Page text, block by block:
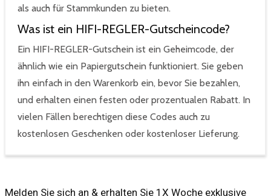
als auch für Stammkunden zu bieten.
Was ist ein HIFI-REGLER-Gutscheincode?
Ein HIFI-REGLER-Gutschein ist ein Geheimcode, der
ähnlich wie ein Papiergutschein funktioniert. Sie geben
ihn einfach in den Warenkorb ein, bevor Sie bezahlen,
und erhalten einen festen oder prozentualen Rabatt. In
vielen Fällen berechtigen diese Codes auch zu
kostenlosen Geschenken oder kostenloser Lieferung.
Melden Sie sich an & erhalten Sie 1X Woche exklusive